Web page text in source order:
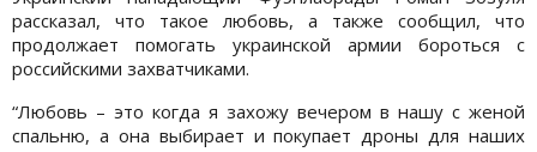
рассказал, что такое любовь, а также сообщил, что
продолжает помогать украинской армии бороться с
российскими захватчиками.
“Любовь – это когда я захожу вечером в нашу с женой
спальню, а она выбирает и покупает дроны для наших